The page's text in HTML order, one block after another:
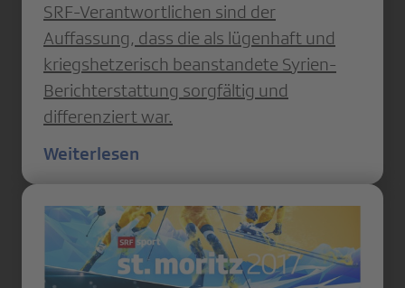
SRF-Verantwortlichen sind der
Auffassung, dass die als lügenhaft und
kriegshetzerisch beanstandete Syrien-
Berichterstattung sorgfältig und
differenziert war.
Weiterlesen